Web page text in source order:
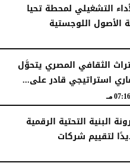
التشغيلي لمحطة تحيا
الأصول اللوجستية
الثقافي المصري يتحوَّل
استراتيجي قادر على...
07:16 مـ
البنية التحتية الرقمية
لتقييم شركات